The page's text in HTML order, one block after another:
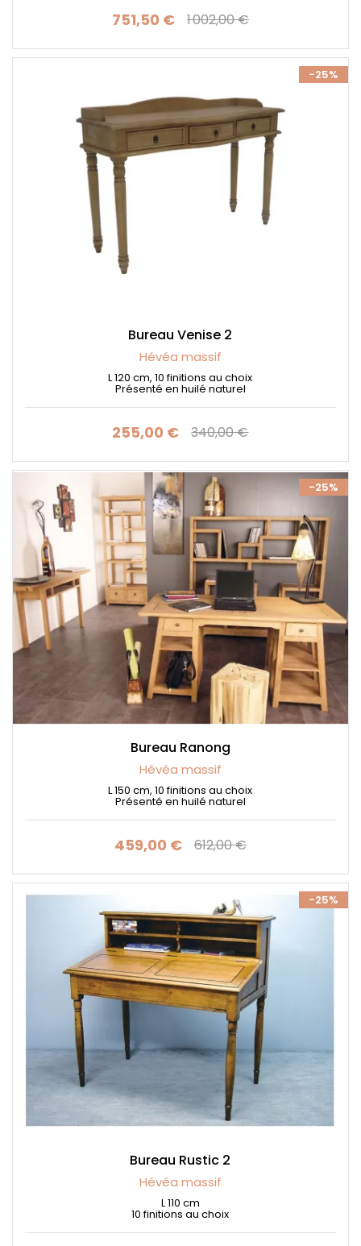
Prix
751,50 € Prix de base
1 002,00 €
-25%
Bureau Venise 2
Hévéa massif
L 120 cm, 10 finitions au choix
Présenté en huilé naturel
Prix
255,00 € Prix de base
340,00 €
-25%
Bureau Ranong
Hévéa massif
L 150 cm, 10 finitions au choix
Présenté en huilé naturel
Prix
459,00 €Prix de base
612,00 €
-25%
Bureau Rustic 2
Hévéa massif
L 110 cm
10 finitions au choix